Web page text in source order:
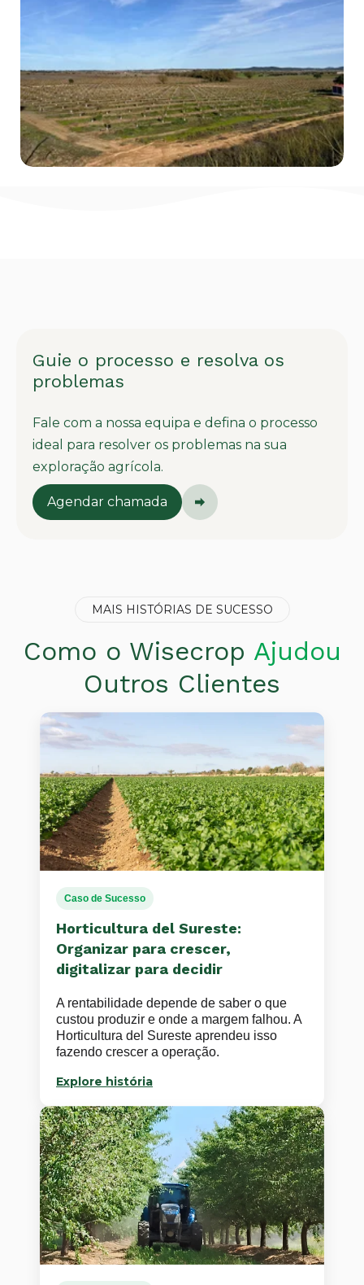
Guie o processo e resolva os
problemas
Fale com a nossa equipa e defina o processo
ideal para resolver os problemas na sua
exploração agrícola.
Agendar chamada
MAIS HISTÓRIAS DE SUCESSO
Como o Wisecrop Ajudou
Outros Clientes
Caso de Sucesso
Horticultura del Sureste:
Organizar para crescer,
digitalizar para decidir
A rentabilidade depende de saber o que
custou produzir e onde a margem falhou. A
Horticultura del Sureste aprendeu isso
fazendo crescer a operação.
Explore história